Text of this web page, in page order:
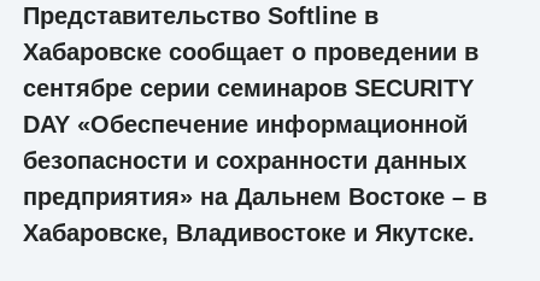
Представительство Softline в
Хабаровске сообщает о проведении в
сентябре серии семинаров SECURITY
DAY «Обеспечение информационной
безопасности и сохранности данных
предприятия» на Дальнем Востоке – в
Хабаровске, Владивостоке и Якутске.